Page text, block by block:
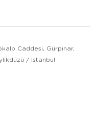
Caddesi, Gürpınar,
/ İstanbul